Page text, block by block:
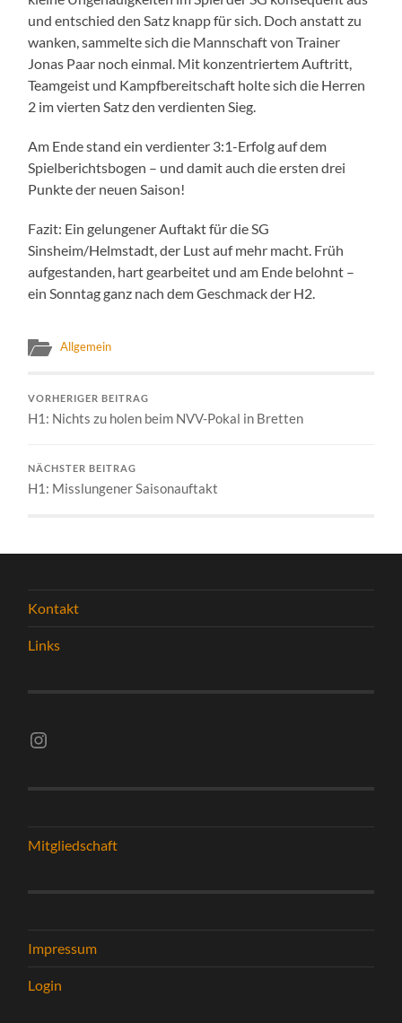
und entschied den Satz knapp für sich. Doch anstatt zu
wanken, sammelte sich die Mannschaft von Trainer
Jonas Paar noch einmal. Mit konzentriertem Auftritt,
Teamgeist und Kampfbereitschaft holte sich die Herren
2 im vierten Satz den verdienten Sieg.
Am Ende stand ein verdienter 3:1-Erfolg auf dem
Spielberichtsbogen – und damit auch die ersten drei
Punkte der neuen Saison!
Fazit: Ein gelungener Auftakt für die SG
Sinsheim/Helmstadt, der Lust auf mehr macht. Früh
aufgestanden, hart gearbeitet und am Ende belohnt –
ein Sonntag ganz nach dem Geschmack der H2.
Allgemein
VORHERIGER BEITRAG
H1: Nichts zu holen beim NVV-Pokal in Bretten
NÄCHSTER BEITRAG
H1: Misslungener Saisonauftakt
Kontakt
Links
Instagram vsghelmstadt.volleyball
Mitgliedschaft
Impressum
Login